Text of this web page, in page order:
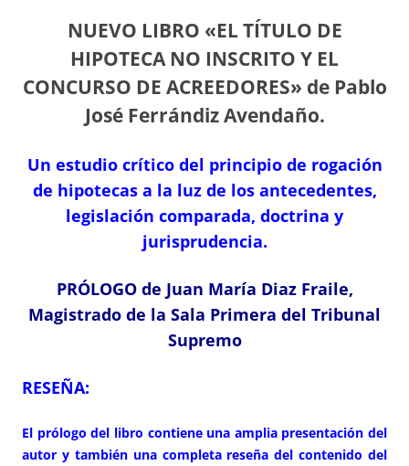
NUEVO LIBRO «EL TÍTULO DE
HIPOTECA NO INSCRITO Y EL
CONCURSO DE ACREEDORES» de Pablo
José Ferrándiz Avendaño.
Un estudio crítico del principio de rogación
de hipotecas a la luz de los antecedentes,
legislación comparada, doctrina y
jurisprudencia.
PRÓLOGO de Juan María Diaz Fraile,
Magistrado de la Sala Primera del Tribunal
Supremo
RESEÑA:
El prólogo del libro contiene una amplia presentación del
autor y también una completa reseña del contenido del